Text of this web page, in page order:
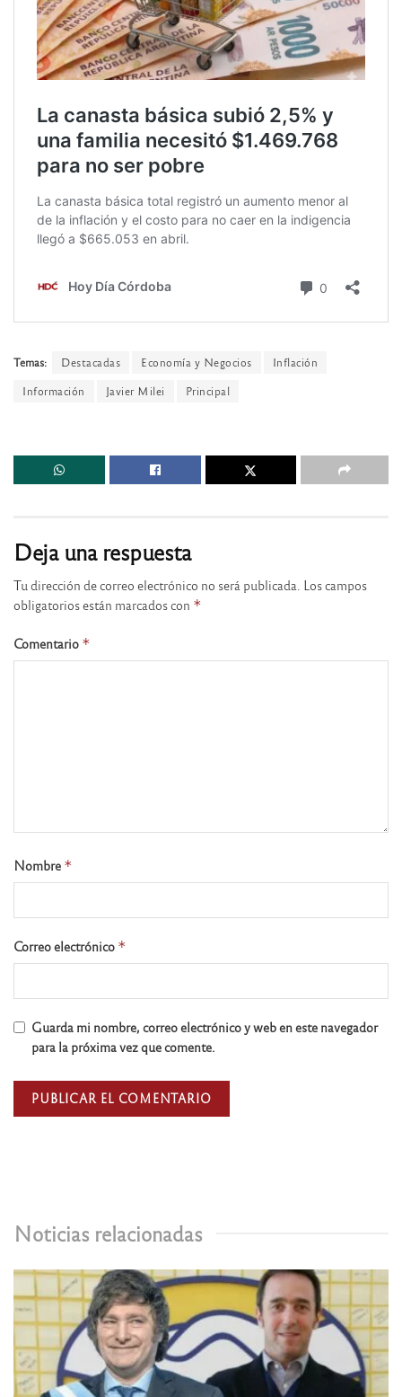
Temas: Destacadas Economía y Negocios
Inflación
Información
Javier Milei Principal
Noticias relacionadas
Deja una respuesta
Tu dirección de correo electrónico no será publicada. Los campos
obligatorios están marcados con *
Comentario *
Nombre *
Correo electrónico *
Guarda mi nombre, correo electrónico y web en este navegador
para la próxima vez que comente.